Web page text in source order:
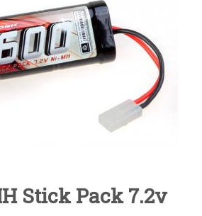
Stick Pack 7.2v